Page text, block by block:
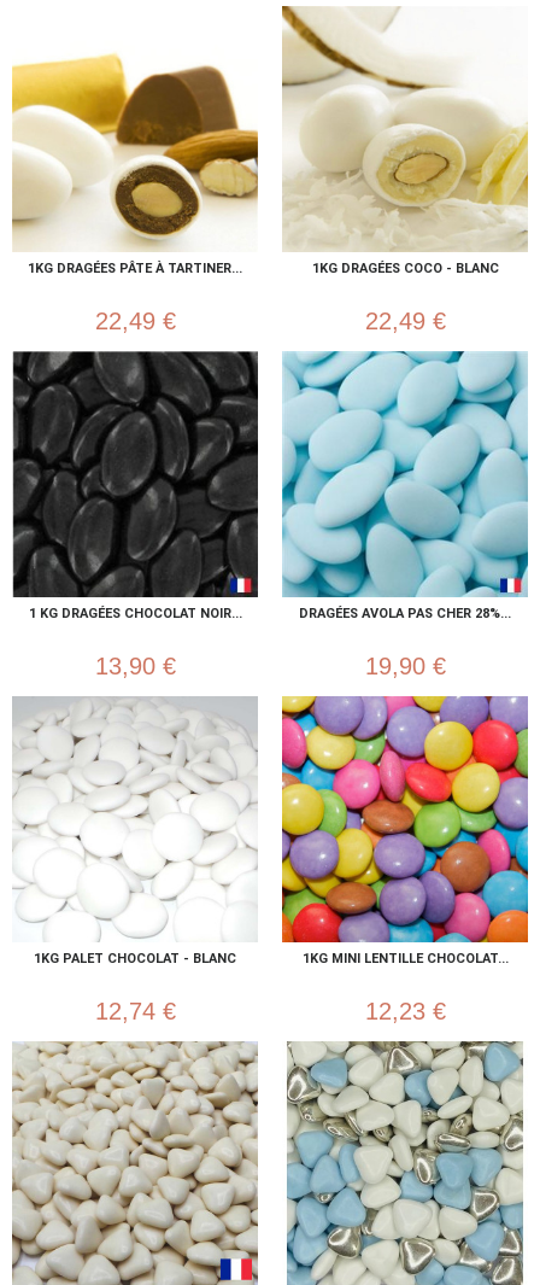
1KG DRAGÉES PÂTE À TARTINER...
22,49 €
1KG DRAGÉES COCO - BLANC
22,49 €
1 KG DRAGÉES CHOCOLAT NOIR...
13,90 €
DRAGÉES AVOLA PAS CHER 28%...
19,90 €
1KG PALET CHOCOLAT - BLANC
12,74 €
1KG MINI LENTILLE CHOCOLAT...
12,23 €